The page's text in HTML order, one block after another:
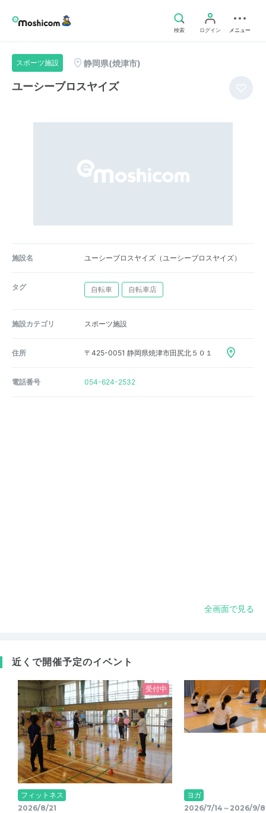
検索 ログイン メニュー
スポーツ施設 静岡県(焼津市)
ユーシーブロスヤイズ
施設名 ユーシーブロスヤイズ（ユーシーブロスヤイズ）
タグ 自転車 自転車店
施設カテゴリ スポーツ施設
住所 〒425-0051 静岡県焼津市田尻北５０１
電話番号 054-624-2532
全画面で見る
近くで開催予定のイベント
受付中
フィットネス
2026/8/21
ヨガ
2026/7/14～2026/9/8